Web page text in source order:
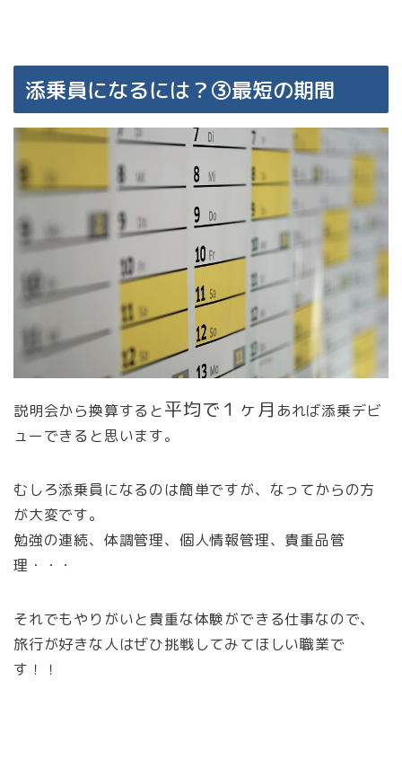
添乗員になるには？③最短の期間
説明会から換算すると平均で１ヶ月 あれば添乗デビ
ューできると思います。
むしろ添乗員になるのは簡単ですが、なってからの方
が大変です。
勉強の連続、体調管理、個人情報管理、貴重品管
理・・・
それでもやりがいと貴重な体験ができる仕事なので、
旅行が好きな人はぜひ挑戦してみてほしい職業で
す！！